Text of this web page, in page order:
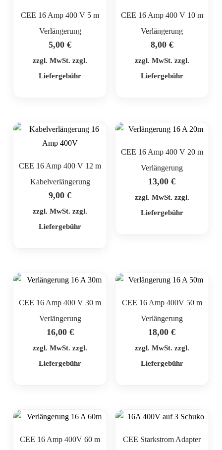
CEE 16 Amp 400 V 5 m
Verlängerung
5,00€
zzgl. MwSt. zzgl.
Liefergebühr
CEE 16 Amp 400 V 10 m
Verlängerung
8,00 €
zzgl. MwSt. zzgl.
Liefergebühr
CEE 16 Amp 400 V 12 m
Kabelverlängerung
9,00€
zzgl. MwSt. zzgl.
Liefergebühr
CEE 16 Amp 400 V 20 m
Verlängerung
13,00€
zzgl. MwSt. zzgl.
Liefergebühr
CEE 16 Amp 400 V 30 m
Verlängerung
16,00 €
zzgl. MwSt. zzgl.
Liefergebühr
CEE 16 Amp 400V 50 m
Verlängerung
18,00€
zzgl. MwSt. zzgl.
Liefergebühr
CEE 16 Amp 400V 60 m
CEE Starkstrom Adapter